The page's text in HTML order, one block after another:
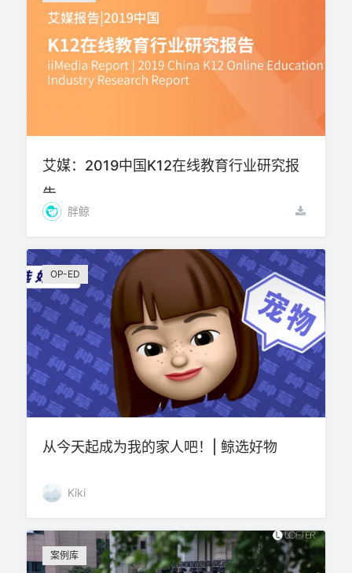
艾媒：2019中国K12在线教育行业研究报
告
胖鲸
OP-ED
从今天起成为我的家人吧！| 鲸选好物
Kiki
案例库